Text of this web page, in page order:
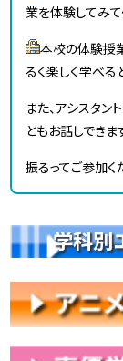
学科別
業を体験してみて
本校の体験授
るく楽しく学べる
また、アシスタン
ともお話しできま
振るってご参加く